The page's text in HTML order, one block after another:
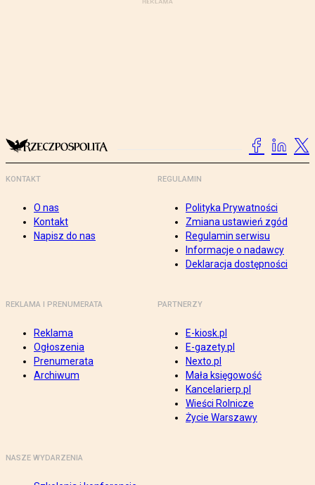
KONTAKT
O nas
Kontakt
Napisz do nas
REGULAMIN
Polityka Prywatności
Zmiana ustawień zgód
Regulamin serwisu
Informacje o nadawcy
Deklaracja dostępności
REKLAMA I PRENUMERATA
Reklama
Ogłoszenia
Prenumerata
Archiwum
PARTNERZY
E-kiosk.pl
E-gazety.pl
Nexto.pl
Mała księgowość
Kancelarierp.pl
Wieści Rolnicze
Życie Warszawy
NASZE WYDARZENIA